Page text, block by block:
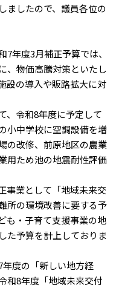
ましたので、議員各位の
年度3月補正予算では、
、物価高騰対策といたし
設の導入や販路拡大に対
、令和8年度に予定して
小中学校に空調設備を増
の改修、前原地区の農業
用ため池の地震耐性評価
事業として「地域未来交
所の環境改善に要する予
も・子育て支援事業の地
た予算を計上しておりま
度の「新しい地方経
和8年度「地域未来交付